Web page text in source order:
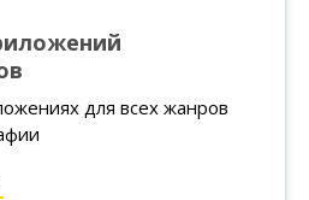
для всех жанров